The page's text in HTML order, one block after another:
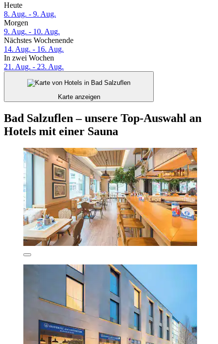
Heute
8. Aug. - 9. Aug.
Morgen
9. Aug. - 10. Aug.
Nächstes Wochenende
14. Aug. - 16. Aug.
In zwei Wochen
21. Aug. - 23. Aug.
Karte anzeigen
Bad Salzuflen – unsere Top-Auswahl an
Hotels mit einer Sauna